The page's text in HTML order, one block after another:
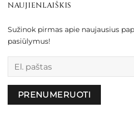
NAUJIENLAIŠKIS
Sužinok pirmas apie naujausius
pasiūlymus!
Palikite šį lauką tuščią.